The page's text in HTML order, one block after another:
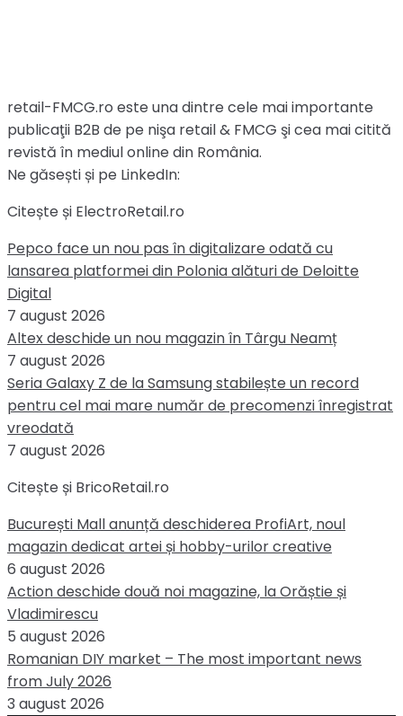
retail-FMCG.ro este una dintre cele mai importante
publicaţii B2B de pe nişa retail & FMCG şi cea mai citită
revistă în mediul online din România.
Ne găsești și pe LinkedIn:
Citește și ElectroRetail.ro
Pepco face un nou pas în digitalizare odată cu
lansarea platformei din Polonia alături de Deloitte
Digital
7 august 2026
Altex deschide un nou magazin în Târgu Neamț
7 august 2026
Seria Galaxy Z de la Samsung stabilește un record
pentru cel mai mare număr de precomenzi înregistrat
vreodată
7 august 2026
Citește și BricoRetail.ro
București Mall anunță deschiderea ProfiArt, noul
magazin dedicat artei și hobby-urilor creative
6 august 2026
Action deschide două noi magazine, la Orăștie și
Vladimirescu
5 august 2026
Romanian DIY market – The most important news
from July 2026
3 august 2026